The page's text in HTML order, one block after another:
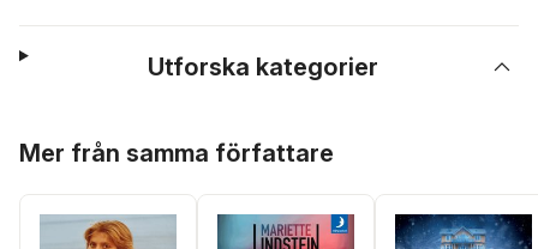
Utforska kategorier
Mer från samma författare